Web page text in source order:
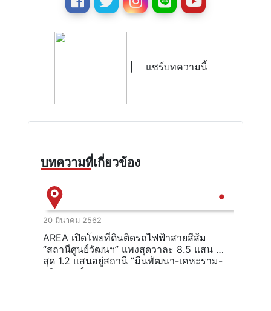
แชร์บทความนี้
บทความที่เกี่ยวข้อง
20 มีนาคม 2562
AREA เปิดโพยที่ดินติดรถไฟฟ้าสายสีส้ม
“สถานีศูนย์วัฒนฯ” แพงสุดวาละ 8.5 แสน ถูก
สุด 1.2 แสนอยู่สถานี “มีนพัฒนา-เคหะราม-
สุวินทวงศ์”